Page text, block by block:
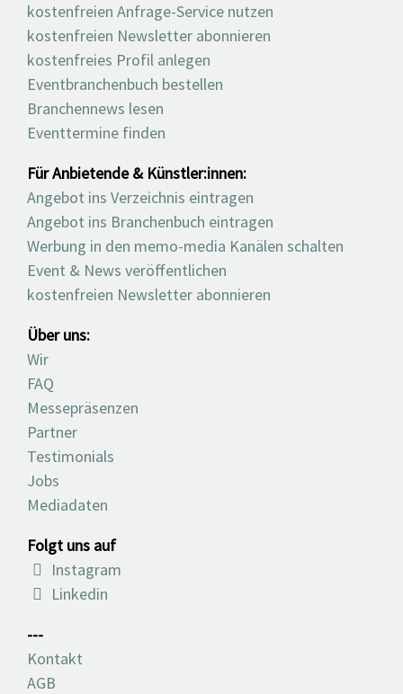
kostenfreien Anfrage-Service nutzen
kostenfreien Newsletter abonnieren
kostenfreies Profil anlegen
Eventbranchenbuch bestellen
Branchennews lesen
Eventtermine finden
Für Anbietende & Künstler:innen:
Angebot ins Verzeichnis eintragen
Angebot ins Branchenbuch eintragen
Werbung in den memo-media Kanälen schalten
Event & News veröffentlichen
kostenfreien Newsletter abonnieren
Über uns:
Wir
FAQ
Messepräsenzen
Partner
Testimonials
Jobs
Mediadaten
Folgt uns auf
Instagram
Linkedin
---
Kontakt
AGB